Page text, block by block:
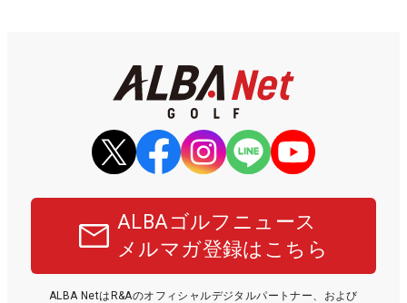
ALBAゴルフニュース
メルマガ登録はこちら
ALBA NetはR&Aのオフィシャルデジタルパートナー、および